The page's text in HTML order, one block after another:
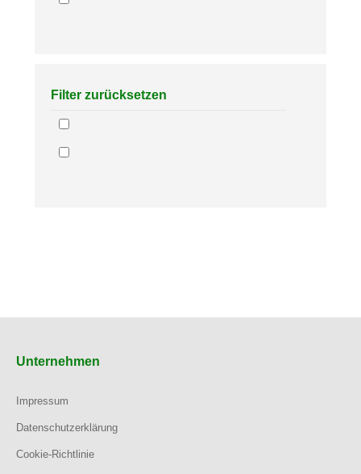
Filter zurücksetzen
Unternehmen
Impressum
Datenschutzerklärung
Cookie-Richtlinie